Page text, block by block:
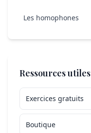
Les homophones
Ressources utiles
Exercices gratuits
Boutique